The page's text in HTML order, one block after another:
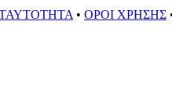
• ΟΡΟΙ ΧΡΗΣΗΣ